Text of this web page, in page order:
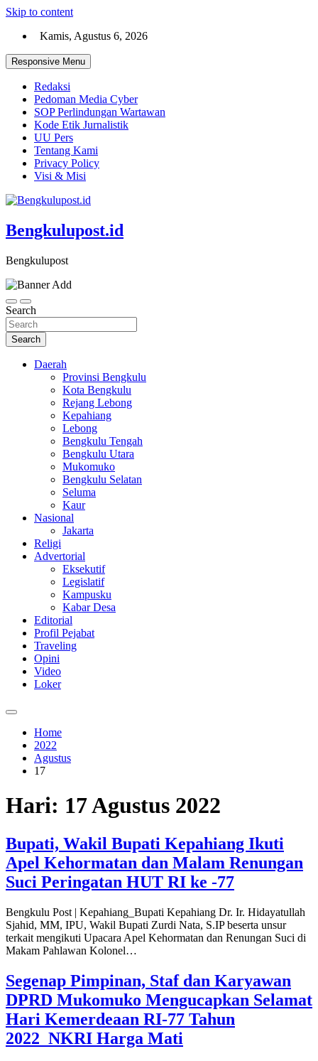
Skip to content
Kamis, Agustus 6, 2026
Responsive Menu
Redaksi
Pedoman Media Cyber
SOP Perlindungan Wartawan
Kode Etik Jurnalistik
UU Pers
Tentang Kami
Privacy Policy
Visi & Misi
Bengkulupost.id
Bengkulupost
Search
Search
Daerah
Provinsi Bengkulu
Kota Bengkulu
Rejang Lebong
Kepahiang
Lebong
Bengkulu Tengah
Bengkulu Utara
Mukomuko
Bengkulu Selatan
Seluma
Kaur
Nasional
Jakarta
Religi
Advertorial
Eksekutif
Legislatif
Kampusku
Kabar Desa
Editorial
Profil Pejabat
Traveling
Opini
Video
Loker
Home
2022
Agustus
17
Hari: 17 Agustus 2022
Bupati, Wakil Bupati Kepahiang Ikuti
Apel Kehormatan dan Malam Renungan
Suci Peringatan HUT RI ke -77
Bengkulu Post | Kepahiang_Bupati Kepahiang Dr. Ir. Hidayatullah
Sjahid, MM, IPU, Wakil Bupati Zurdi Nata, S.IP beserta unsur
terkait mengikuti Upacara Apel Kehormatan dan Renungan Suci di
Makam Pahlawan Kolonel…
Segenap Pimpinan, Staf dan Karyawan
DPRD Mukomuko Mengucapkan Selamat
Hari Kemerdeaan RI-77 Tahun
2022_NKRI Harga Mati